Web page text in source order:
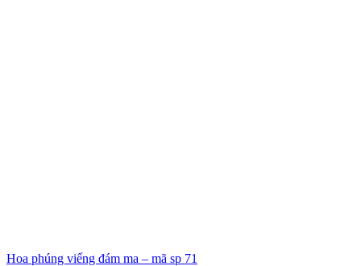
Hoa phúng viếng đám ma – mã sp 71